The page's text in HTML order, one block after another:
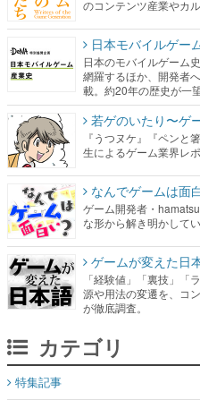
のコンテンツ産業やカ
日本モバイルゲー
日本のモバイルゲーム
網羅するほか、開発者
載。約20年の歴史が一
若ゲのいたり〜ゲ
『うつヌケ』『ペンと
生によるゲーム業界レ
なんでゲームは面
ゲーム開発者・
な形から解き明かして
ゲームが変えた日
「経験値」「裏技」
源や用法の変遷を、コ
が徹底調査。
カテゴリ
特集記事